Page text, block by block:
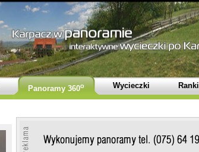
Panoramy 360o Wycieczki